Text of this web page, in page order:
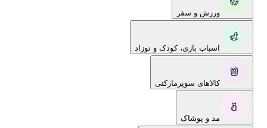
ورزش و سفر
اسباب بازی، کودک و نوزاد
کالاهای سوپرمارکتی
مد و پوشاک